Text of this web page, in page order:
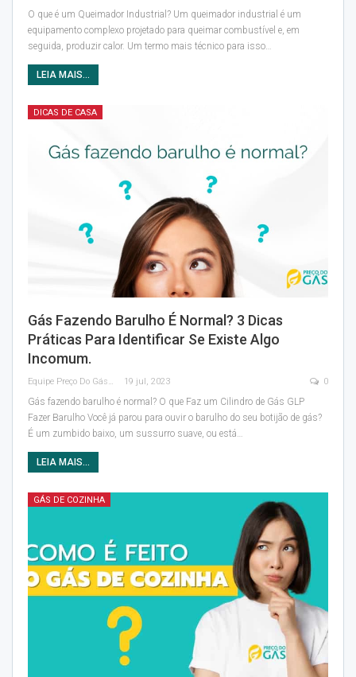
O que é um Queimador Industrial? Um queimador industrial é um
equipamento complexo projetado para queimar combustível e, em
seguida, produzir calor. Um termo mais técnico para isso
LEIA MAIS...
DICAS DE CASA
Gás Fazendo Barulho É Normal? 3 Dicas
Práticas Para Identificar Se Existe Algo
Incomum.
Equipe Preço Do Gás 19 jul, 2023 0
Gás fazendo barulho é normal? O que Faz um Cilindro de Gás GLP
Fazer Barulho Você já parou para ouvir o barulho do seu botijão de gás?
É um zumbido baixo, um sussurro suave, ou está
LEIA MAIS...
GÁS DE COZINHA